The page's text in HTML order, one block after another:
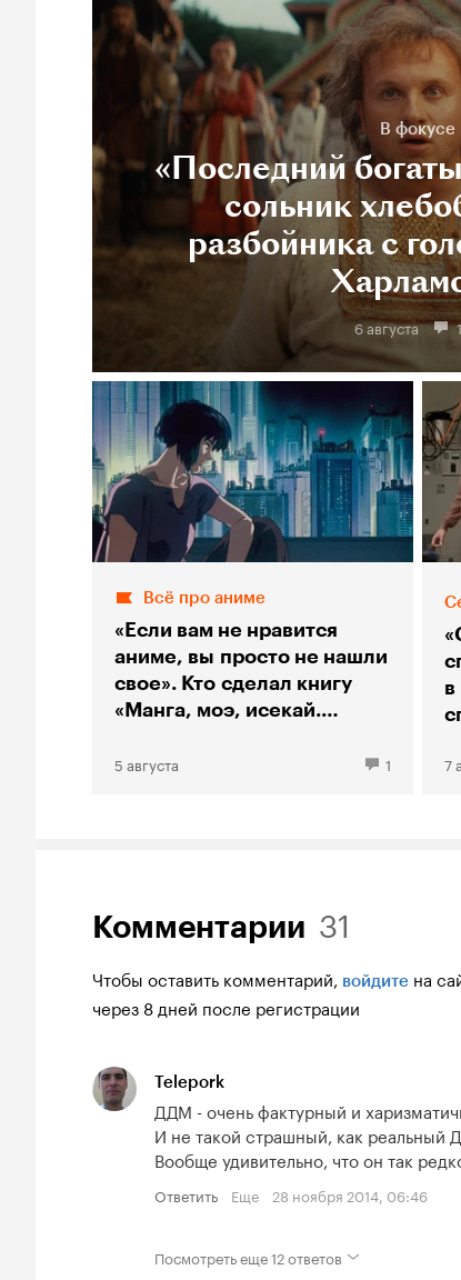
В фокусе
«Последний
сольник
разбойника с
6 августа
Всё про аниме
«Если вам не нравится
аниме, вы просто не нашли
свое». Кто сделал книгу
«Манга, моэ, исекай.
5 августа 1 7
Комментарии 31
Чтобы оставить комментарий, войдите на
через 8 дней после регистрации
Telepork
ДДМ - очень фактурный и
И не такой страшный, как реальный
Вообще удивительно, что он так
Ответить Еще 28 ноября 2014, 06:46
Посмотреть еще12 ответов